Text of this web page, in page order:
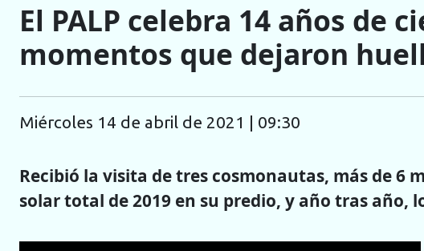
El PALP celebra 14 años de
momentos que dejaron
miércoles 14 de abril de 2021 | 09:30
Recibió la visita de tres cosmonautas, más de 6
solar total de 2019 en su predio, y año tras año,